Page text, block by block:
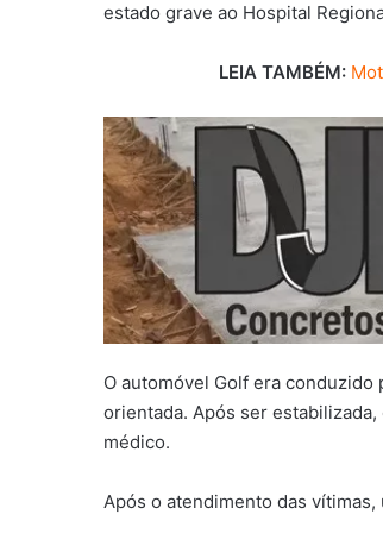
estado grave ao Hospital
LEIA TAMBÉM:
O automóvel Golf era
orientada. Após ser
médico.
Após o atendimento das